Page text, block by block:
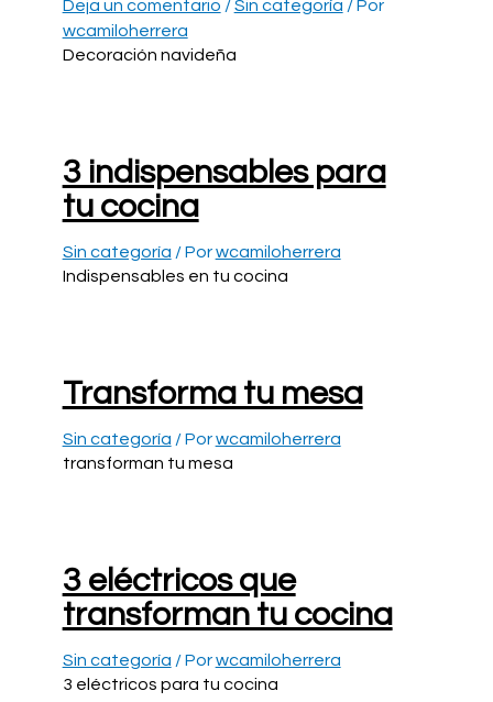
Deja un comentario /Sin categoría / Por
wcamiloherrera
Decoración navideña
3 indispensables para
tu cocina
Sin categoría / Porwcamiloherrera
Indispensables en tu cocina
Transforma tu mesa
Sin categoría / Porwcamiloherrera
transforman tu mesa
3 eléctricos que
transforman tu cocina
Sin categoría / Porwcamiloherrera
3 eléctricos para tu cocina